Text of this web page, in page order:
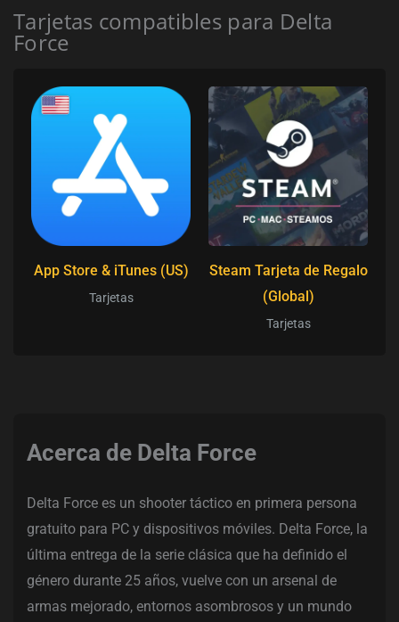
Tarjetas compatibles para Delta
Force
App Store & iTunes (US)
Tarjetas
Steam Tarjeta de Regalo
(Global)
Tarjetas
Acerca de Delta Force
Delta Force es un shooter táctico en primera persona
gratuito para PC y dispositivos móviles. Delta Force, la
última entrega de la serie clásica que ha definido el
género durante 25 años, vuelve con un arsenal de
armas mejorado, entornos asombrosos y un mundo